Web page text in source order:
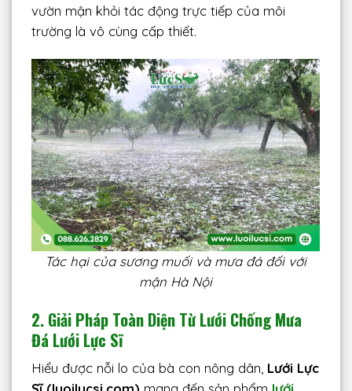
vườn mận khỏi tác động trực tiếp của môi
trường là vô cùng cấp thiết.
Tác hại của sương muối và mưa đá đối với
mận Hà Nội
2. Giải Pháp Toàn Diện Từ Lưới Chống Mưa
Đá Lưới Lực Sĩ
Hiểu được nỗi lo của bà con nông dân, Lưới Lực